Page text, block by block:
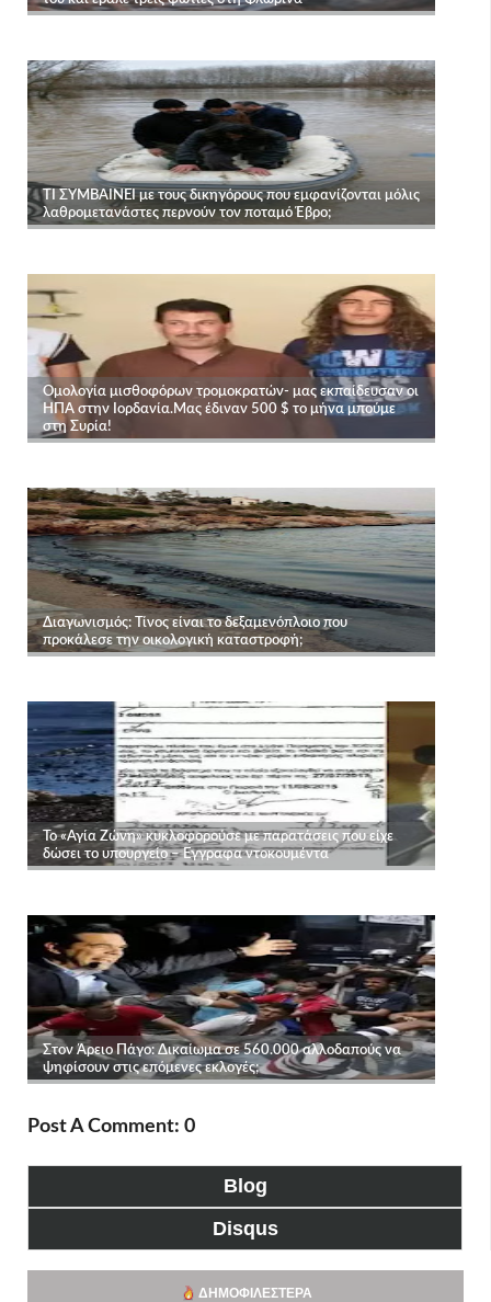
Post A Comment: 0
Blog
Disqus
ΔΗΜΟΦΙΛΈΣΤΕΡΑ